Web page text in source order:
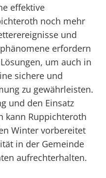
effektive
noch mehr
und
erfordern
um auch in
sichere und
zu gewährleisten.
und den Einsatz
kann Ruppichteroth
Winter vorbereitet
in der Gemeinde
aufrechterhalten.